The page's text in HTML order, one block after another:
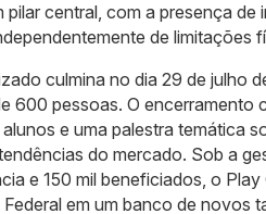
pilar central, com a presença
de limitações
culmina no dia 29 de julho
600 pessoas. O
e uma palestra temática
do mercado. Sob a
e 150 mil beneficiados, o
em um banco de novos